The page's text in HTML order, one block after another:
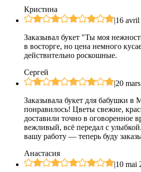
Кристина
|16
Заказывал букет "Ты моя
в восторге, но цена немного
действительно роскошные.
Сергей
|20
Заказывала букет для бабушки
понравилось! Цветы свежие,
доставили точно в оговоренное
вежливый, всё передал с
вашу работу — теперь буду
Анастасия
|10 mai